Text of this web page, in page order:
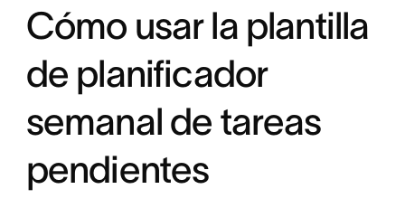
Cómo usar la plantilla
de planificador
semanal de tareas
pendientes